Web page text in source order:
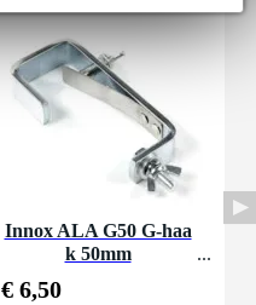
Innox ALA G50 G-haa
k 50mm
€ 6,50